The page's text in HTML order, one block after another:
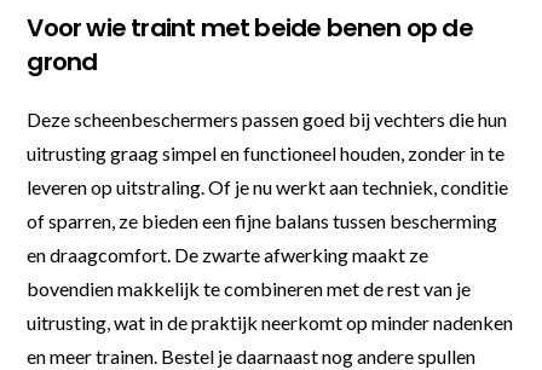
Voor wie traint met beide benen op de
grond
Deze scheenbeschermers passen goed bij vechters die hun
uitrusting graag simpel en functioneel houden, zonder in te
leveren op uitstraling. Of je nu werkt aan techniek, conditie
of sparren, ze bieden een fijne balans tussen bescherming
en draagcomfort. De zwarte afwerking maakt ze
bovendien makkelijk te combineren met de rest van je
uitrusting, wat in de praktijk neerkomt op minder nadenken
en meer trainen. Bestel je daarnaast nog andere spullen